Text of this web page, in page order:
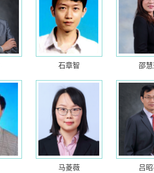
石章智 邵
马菱薇 吕